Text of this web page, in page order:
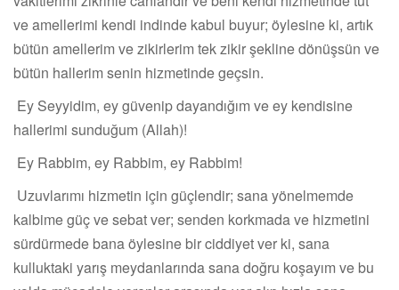
ve amellerimi kendi indinde kabul buyur; öylesine ki, artık
bütün amellerim ve zikirlerim tek zikir şekline dönüşsün ve
bütün hallerim senin hizmetinde geçsin.
Ey Seyyidim, ey güvenip dayandığım ve ey kendisine
hallerimi sunduğum (Allah)!
Ey Rabbim, ey Rabbim, ey Rabbim!
Uzuvlarımı hizmetin için güçlendir; sana yönelmemde
kalbime güç ve sebat ver; senden korkmada ve hizmetini
sürdürmede bana öylesine bir ciddiyet ver ki, sana
kulluktaki yarış meydanlarında sana doğru koşayım ve bu